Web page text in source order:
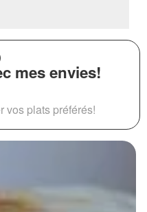
mes envies!
vos plats préférés!